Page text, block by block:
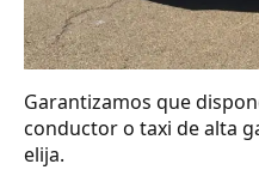
Garantizamos que
conductor o taxi de alta
elija.